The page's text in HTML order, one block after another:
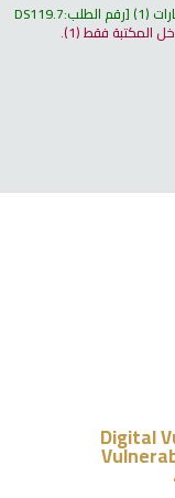
(1) رقم الطلب:DS119.7
المكتبة فقط(1).
Digital